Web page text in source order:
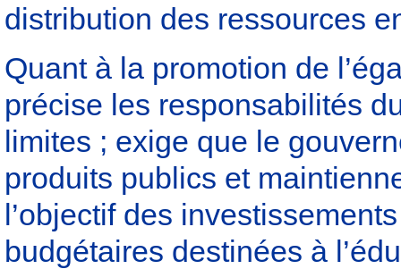
distribution des ressources
Quant à la promotion de
précise les responsabilités
limites ; exige que le
produits publics et
l’objectif des
budgétaires destinées à